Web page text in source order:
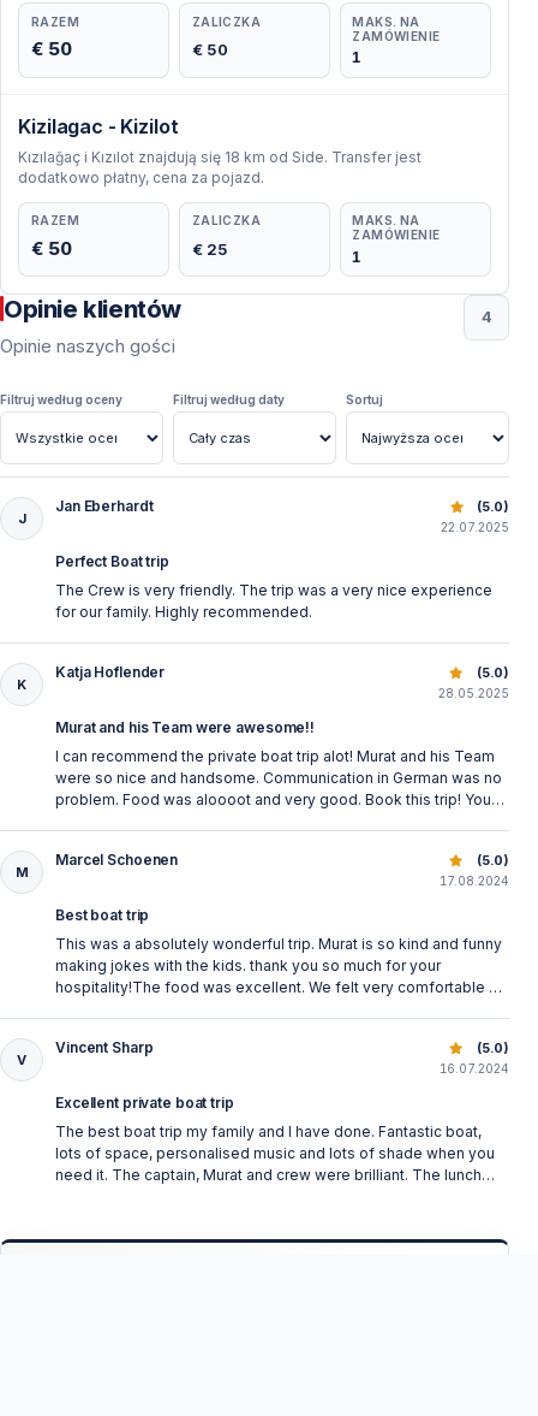
RAZEM
€ 50
ZALICZKA
€ 50
MAKS. NA
ZAMÓWIENIE
1
Kizilagac - Kizilot
Kızılağaç i Kızılot znajdują się 18 km od Side. Transfer jest
dodatkowo płatny, cena za pojazd.
RAZEM
€ 50
ZALICZKA
€ 25
MAKS. NA
ZAMÓWIENIE
1
Opinie klientów
Opinie naszych gości
4
Filtruj według oceny Filtruj według daty Sortuj
Prywatna Wycieczka Łodzią w Side: Odkryj Morze
J
Jan Eberhardt (5.0)
22.07.2025
Perfect Boat trip
The Crew is very friendly. The trip was a very nice experience
for our family. Highly recommended.
Prywatna Wycieczka Łodzią w Side: Odkryj Morze
K
Katja Hoflender (5.0)
28.05.2025
Murat and his Team were awesome!!
I can recommend the private boat trip alot! Murat and his Team
were so nice and handsome. Communication in German was no
problem. Food was aloooot and very good. Book this trip! You
Prywatna Wycieczka Łodzią w Side: Odkryj Morze
M
Marcel Schoenen (5.0)
17.08.2024
Best boat trip
This was a absolutely wonderful trip. Murat is so kind and funny
making jokes with the kids. thank you so much for your
hospitality!The food was excellent. We felt very comfortable at
recommendation!
Prywatna Wycieczka Łodzią w Side: Odkryj Morze
V
Vincent Sharp (5.0)
16.07.2024
Excellent private boat trip
The best boat trip my family and I have done. Fantastic boat,
lots of space, personalised music and lots of shade when you
need it. The captain, Murat and crew were brilliant. The lunch
money. Highly recommended